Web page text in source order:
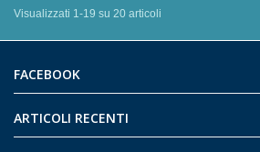
Visualizzati 1-19 su 20 articoli
FACEBOOK
ARTICOLI RECENTI